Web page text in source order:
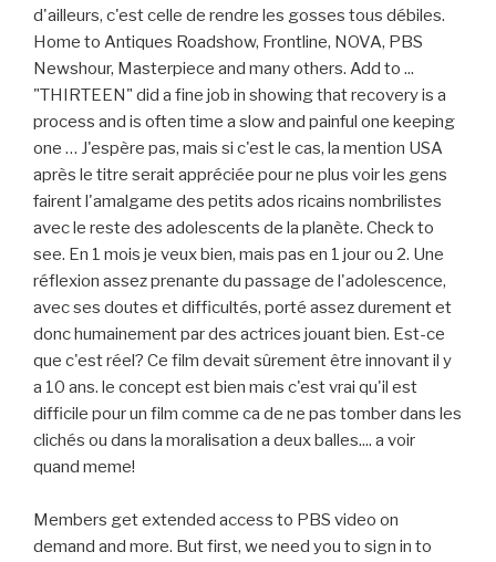
d'ailleurs, c'est celle de rendre les gosses tous débiles.
Home to Antiques Roadshow, Frontline, NOVA, PBS
Newshour, Masterpiece and many others. Add to ...
"THIRTEEN" did a fine job in showing that recovery is a
process and is often time a slow and painful one keeping
one … J'espère pas, mais si c'est le cas, la mention USA
après le titre serait appréciée pour ne plus voir les gens
fairent l'amalgame des petits ados ricains nombrilistes
avec le reste des adolescents de la planète. Check to
see. En 1 mois je veux bien, mais pas en 1 jour ou 2. Une
réflexion assez prenante du passage de l'adolescence,
avec ses doutes et difficultés, porté assez durement et
donc humainement par des actrices jouant bien. Est-ce
que c'est réel? Ce film devait sûrement être innovant il y
a 10 ans. le concept est bien mais c'est vrai qu'il est
difficile pour un film comme ca de ne pas tomber dans les
clichés ou dans la moralisation a deux balles.... a voir
quand meme!
Members get extended access to PBS video on
demand and more. But first, we need you to sign in to